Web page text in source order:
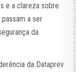
e a clareza sobre
a ser
da
da Dataprev